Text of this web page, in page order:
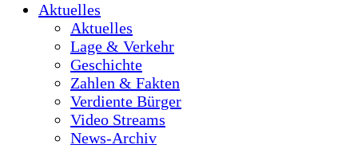
Aktuelles
Aktuelles
Lage & Verkehr
Geschichte
Zahlen & Fakten
Verdiente Bürger
Video Streams
News-Archiv